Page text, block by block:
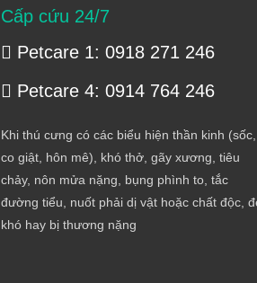
Cấp cứu 24/7
Petcare 1: 0918 271 246
Petcare 4: 0914 764 246
Khi thú cưng có các biểu hiện thần kinh (sốc,
co giật, hôn mê), khó thở, gãy xương, tiêu
chảy, nôn mửa nặng, bụng phình to, tắc
đường tiểu, nuốt phải dị vật hoặc chất độc,
khó hay bị thương nặng